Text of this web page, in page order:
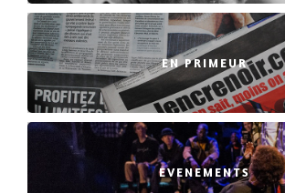
EN PRIMEUR
EVENEMENTS